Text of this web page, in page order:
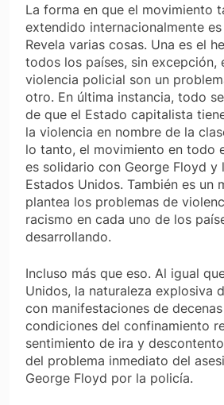
La forma en que el movimiento
extendido internacionalmente
Revela varias cosas. Una es el
todos los países, sin excepción,
violencia policial son un
otro. En última instancia, todo
de que el Estado capitalista
la violencia en nombre de la
lo tanto, el movimiento en todo
es solidario con George Floyd y
Estados Unidos. También es un
plantea los problemas de
racismo en cada uno de los
desarrollando.
Incluso más que eso. Al igual
Unidos, la naturaleza explosiva
con manifestaciones de
condiciones del confinamiento
sentimiento de ira y
del problema inmediato del
George Floyd por la policía.